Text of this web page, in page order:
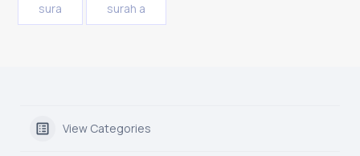
sura surah a
View Categories